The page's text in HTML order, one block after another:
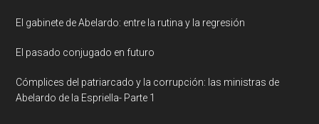
El gabinete de Abelardo: entre la rutina y la regresión
El pasado conjugado en futuro
Cómplices del patriarcado y la corrupción: las ministras de
Abelardo de la Espriella- Parte 1